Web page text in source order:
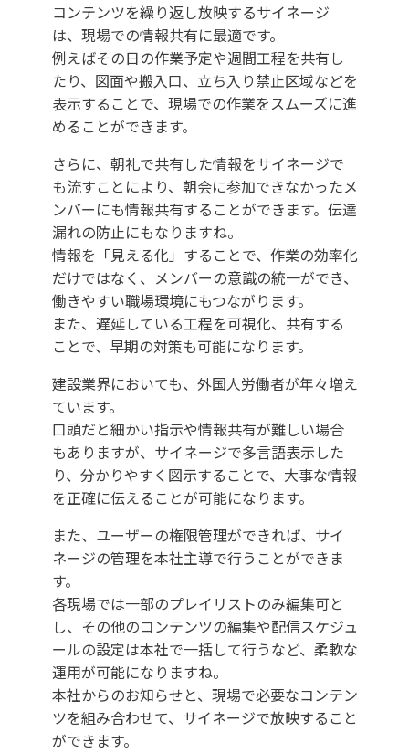
コンテンツを繰り返し放映するサイネージ
は、現場での情報共有に最適です。
例えばその日の作業予定や週間工程を共有し
たり、図面や搬入口、立ち入り禁止区域などを
表示することで、現場での作業をスムーズに進
めることができます。
さらに、朝礼で共有した情報をサイネージで
も流すことにより、朝会に参加できなかったメ
ンバーにも情報共有することができます。伝達
漏れの防止にもなりますね。
情報を「見える化」することで、作業の効率化
だけではなく、メンバーの意識の統一ができ、
働きやすい職場環境にもつながります。
また、遅延している工程を可視化、共有する
ことで、早期の対策も可能になります。
建設業界においても、外国人労働者が年々増え
ています。
口頭だと細かい指示や情報共有が難しい場合
もありますが、サイネージで多言語表示した
り、分かりやすく図示することで、大事な情報
を正確に伝えることが可能になります。
また、ユーザーの権限管理ができれば、サイ
ネージの管理を本社主導で行うことができま
す。
各現場では一部のプレイリストのみ編集可と
し、その他のコンテンツの編集や配信スケジュ
ールの設定は本社で一括して行うなど、柔軟な
運用が可能になりますね。
本社からのお知らせと、現場で必要なコンテン
ツを組み合わせて、サイネージで放映すること
ができます。